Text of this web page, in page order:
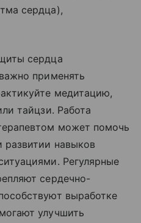
сердца),
сердца
применять
медитацию,
тайцзи. Работа
может помочь
развитии навыков
Регулярные
сердечно-
выработке
улучшить